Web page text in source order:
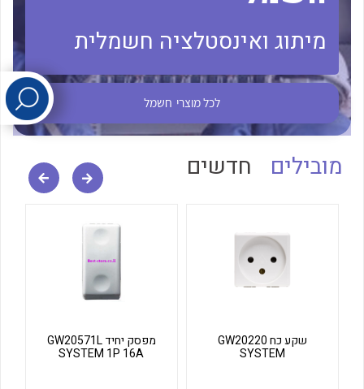
לכל מוצרי היצרן לכל מוצרי היצרן
מיתוג ואינסטלציה חשמלית
לכל מוצרי חשמל
מובילים חדשים
שקע כח GW20220
SYSTEM
מפסק יחיד GW20571L
SYSTEM 1P 16A